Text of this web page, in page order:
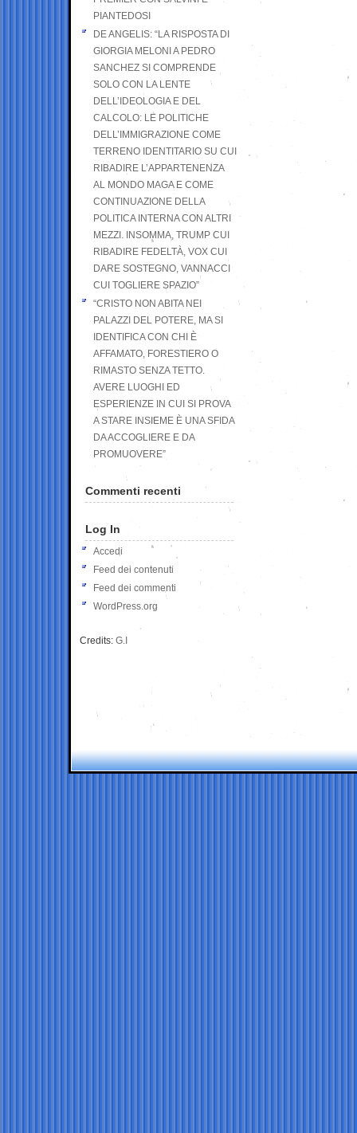
PIANTEDOSI
DE ANGELIS: “LA RISPOSTA DI
GIORGIA MELONI A PEDRO
SANCHEZ SI COMPRENDE
SOLO CON LA LENTE
DELL’IDEOLOGIA E DEL
CALCOLO: LE POLITICHE
DELL’IMMIGRAZIONE COME
TERRENO IDENTITARIO SU CUI
RIBADIRE L’APPARTENENZA
AL MONDO MAGA E COME
CONTINUAZIONE DELLA
POLITICA INTERNA CON ALTRI
MEZZI. INSOMMA, TRUMP CUI
RIBADIRE FEDELTÀ, VOX CUI
DARE SOSTEGNO, VANNACCI
CUI TOGLIERE SPAZIO”
“CRISTO NON ABITA NEI
PALAZZI DEL POTERE, MA SI
IDENTIFICA CON CHI È
AFFAMATO, FORESTIERO O
RIMASTO SENZA TETTO.
AVERE LUOGHI ED
ESPERIENZE IN CUI SI PROVA
A STARE INSIEME È UNA SFIDA
DA ACCOGLIERE E DA
PROMUOVERE”
Commenti recenti
Log In
Accedi
Feed dei contenuti
Feed dei commenti
WordPress.org
Credits: G.I